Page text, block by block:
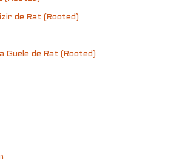
de Rat (Rooted)
Guele de Rat (Rooted)